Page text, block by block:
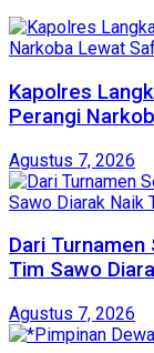
Kapolres
Perangi
Agustus 7, 2026
Dari Turnamen
Tim Sawo
Agustus 7, 2026